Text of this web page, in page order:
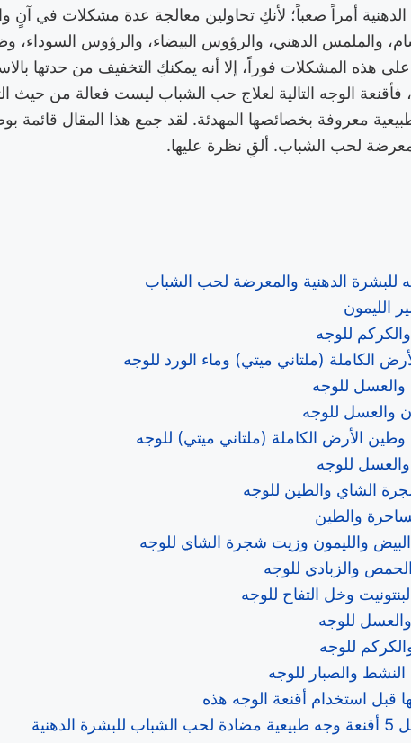
الدهنية أمراً صعباً؛ لأنكِ تحاولين معالجة عدة مشكلات في
والملمس الدهني، والرؤوس البيضاء، والرؤوس السوداء،
هذه المشكلات فوراً، إلا أنه يمكنكِ التخفيف من حدتها
الوجه التالية لعلاج حب الشباب ليست فعالة من حيث
معروفة بخصائصها المهدئة. لقد جمع هذا المقال قائمة
لحب الشباب. ألقِ نظرة عليها.
للبشرة الدهنية والمعرضة لحب الشباب
الليمون
للوجه
الكاملة (ملتاني ميتي) وماء الورد للوجه
والعسل للوجه
والعسل للوجه
وطين الأرض الكاملة (ملتاني ميتي) للوجه
والعسل للوجه
الشاي والطين للوجه
والطين
والليمون وزيت شجرة الشاي للوجه
والزبادي للوجه
وخل التفاح للوجه
والعسل للوجه
للوجه
النشط والصبار للوجه
قبل استخدام أقنعة الوجه هذه